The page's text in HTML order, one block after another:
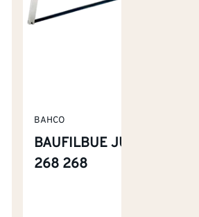
BAHCO
BAUFILBUE JUNIOR
268 268